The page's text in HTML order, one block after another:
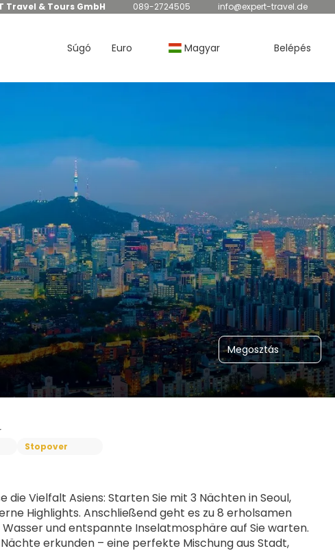
Travel & Tours GmbH 089-2724505 info@expert-travel.de
Súgó Euro Magyar Belépés
Megosztás
Stopover
Vielfalt Asiens: Starten Sie mit 3 Nächten in Seoul,
Highlights. Anschließend geht es zu 8 erholsamen
und entspannte Inselatmosphäre auf Sie warten.
erkunden – eine perfekte Mischung aus Stadt,